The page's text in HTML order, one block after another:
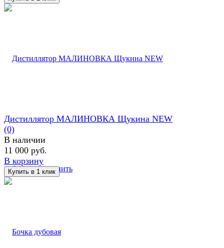
избранное сравнить
Дистиллятор МАЛИНОВКА Щукина NEW
(0)
В наличии
11 000 руб.
В корзину